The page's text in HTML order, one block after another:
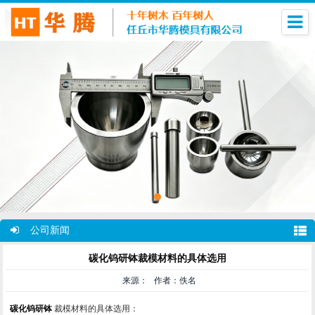
公司新闻
碳化钨研钵裁模材料的具体选用
来源： 作者：佚名
碳化钨研钵 裁模材料的具体选用：